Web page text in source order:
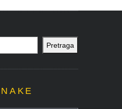
Pretraga